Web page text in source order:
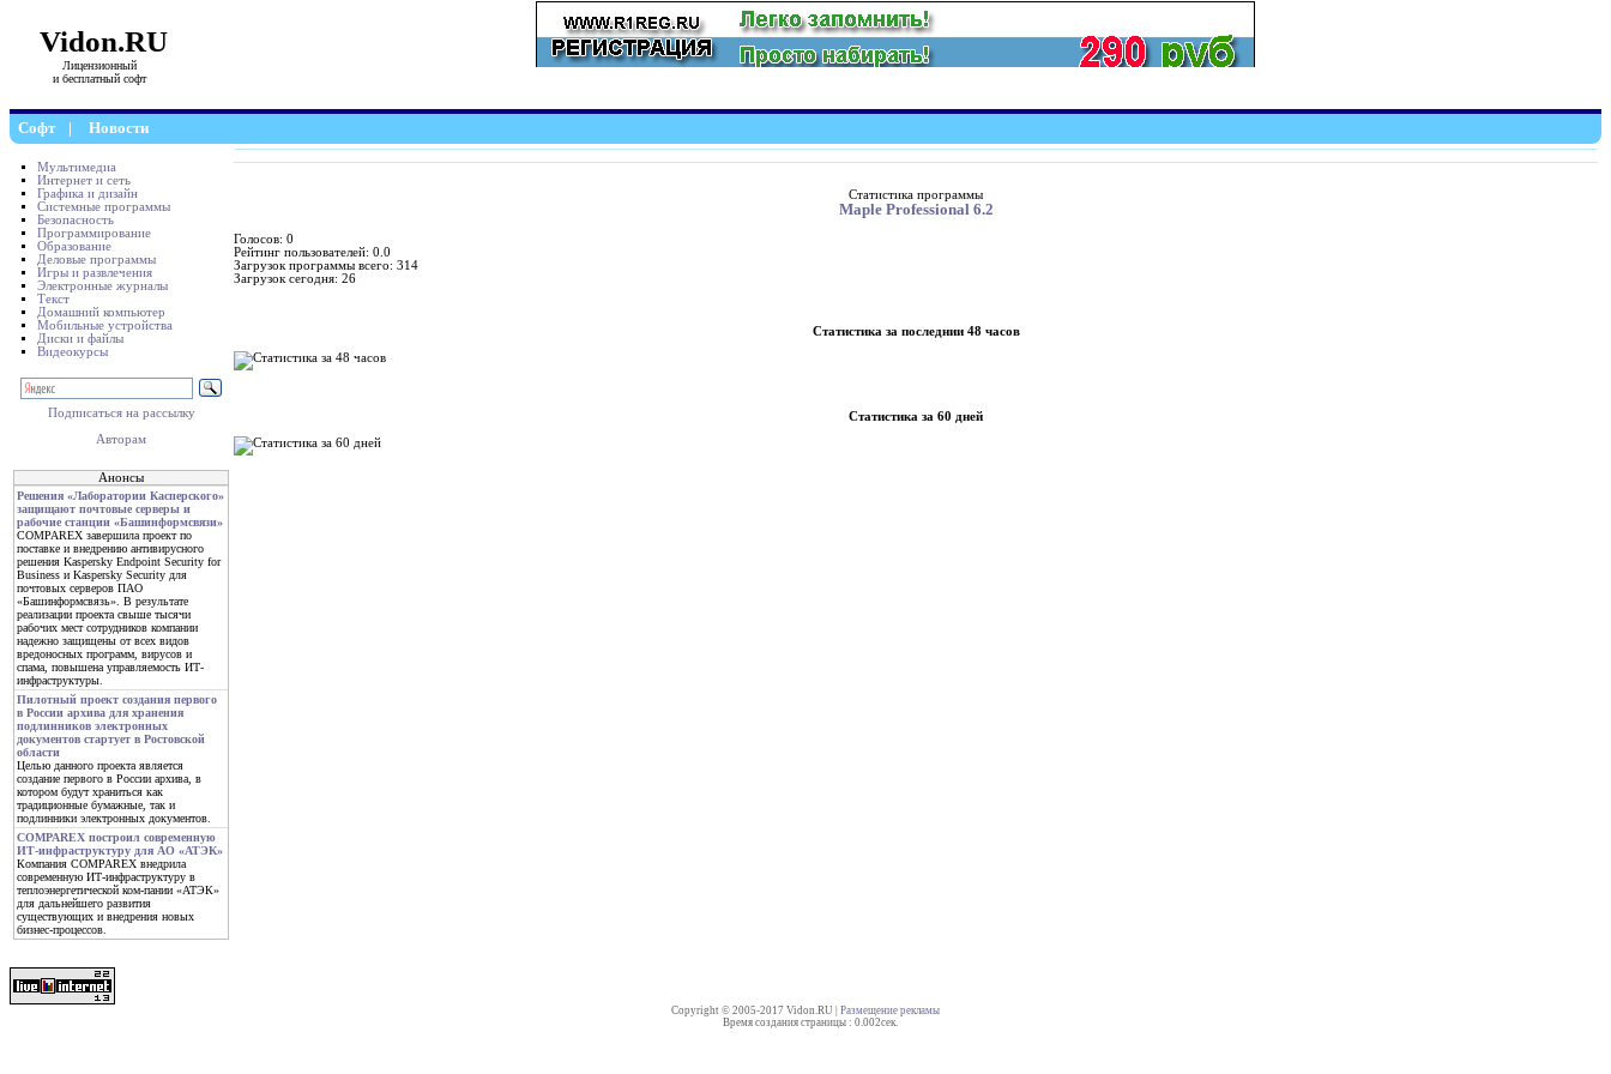
Vidon.RU
Лицензионный
и бесплатный софт
Софт | Новости
Мультимедиа
Интернет и сеть
Графика и дизайн
Системные программы
Безопасность
Программирование
Образование
Деловые программы
Игры и развлечения
Электронные журналы
Текст
Домашний компьютер
Мобильные устройства
Диски и файлы
Видеокурсы
Подписаться на рассылку
Авторам
Анонсы
Решения «Лаборатории Касперского»
защищают почтовые серверы и
рабочие станции «Башинформсвязи»
COMPAREX завершила проект по
поставке и внедрению антивирусного
решения Kaspersky Endpoint Security for
Business и Kaspersky Security для
почтовых серверов ПАО
«Башинформсвязь». В результате
реализации проекта свыше тысячи
рабочих мест сотрудников компании
надежно защищены от всех видов
вредоносных программ, вирусов и
спама, повышена управляемость ИТ-
инфраструктуры.
Пилотный проект создания первого
в России архива для хранения
подлинников электронных
документов стартует в Ростовской
области
Целью данного проекта является
создание первого в России архива, в
котором будут храниться как
традиционные бумажные, так и
подлинники электронных документов.
COMPAREX построил современную
ИТ-инфраструктуру для АО «АТЭК»
Компания COMPAREX внедрила
современную ИТ-инфраструктуру в
теплоэнергетической ком-пании «АТЭК»
для дальнейшего развития
существующих и внедрения новых
бизнес-процессов.
Статистика программы
Maple Professional 6.2
Голосов: 0
Рейтинг пользователей: 0.0
Загрузок программы всего: 314
Загрузок сегодня: 26
Статистика за последнии 48 часов
Статистика за 60 дней
Copyright © 2005-2017 Vidon.RU | Размещение рекламы
Время создания страницы : 0.002сек.